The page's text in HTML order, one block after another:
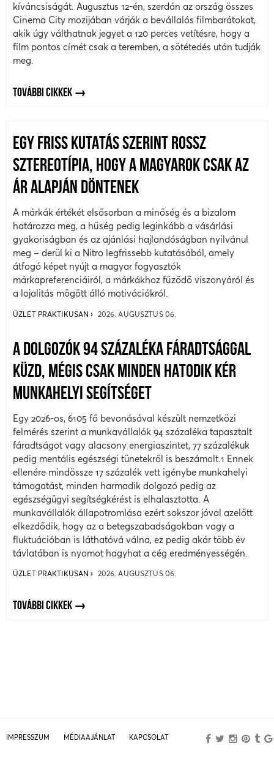
kíváncsiságát. Augusztus 12-én, szerdán az ország összes
Cinema City mozijában várják a bevállalós filmbarátokat,
akik úgy válthatnak jegyet a 120 perces vetítésre, hogy a
film pontos címét csak a teremben, a sötétedés után tudják
meg.
TOVÁBBI CIKKEK
EGY FRISS KUTATÁS SZERINT ROSSZ
SZTEREOTÍPIA, HOGY A MAGYAROK CSAK AZ
ÁR ALAPJÁN DÖNTENEK
A márkák értékét elsősorban a minőség és a bizalom
határozza meg, a hűség pedig leginkább a vásárlási
gyakoriságban és az ajánlási hajlandóságban nyilvánul
meg – derül ki a Nitro legfrissebb kutatásából, amely
átfogó képet nyújt a magyar fogyasztók
márkapreferenciáiról, a márkákhoz fűződő viszonyáról és
a lojalitás mögött álló motivációkról.
ÜZLET PRAKTIKUSAN 2026. AUGUSZTUS 06.
A DOLGOZÓK 94 SZÁZALÉKA FÁRADTSÁGGAL
KÜZD, MÉGIS CSAK MINDEN HATODIK KÉR
MUNKAHELYI SEGÍTSÉGET
Egy 2026-os, 6105 fő bevonásával készült nemzetközi
felmérés szerint a munkavállalók 94 százaléka tapasztalt
fáradtságot vagy alacsony energiaszintet, 77 százalékuk
pedig mentális egészségi tünetekről is beszámolt.1 Ennek
ellenére mindössze 17 százalék vett igénybe munkahelyi
támogatást, minden harmadik dolgozó pedig az
egészségügyi segítségkérést is elhalasztotta. A
munkavállalók állapotromlása ezért sokszor jóval azelőtt
elkezdődik, hogy az a betegszabadságokban vagy a
fluktuációban is láthatóvá válna, ez pedig akár több év
távlatában is nyomot hagyhat a cég eredményességén.
ÜZLET PRAKTIKUSAN 2026. AUGUSZTUS 06.
TOVÁBBI CIKKEK
IMPRESSZUM MÉDIAAJÁNLAT KAPCSOLAT